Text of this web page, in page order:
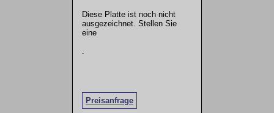
Diese Platte ist noch nicht
ausgezeichnet. Stellen Sie
eine
Preisanfrage
.